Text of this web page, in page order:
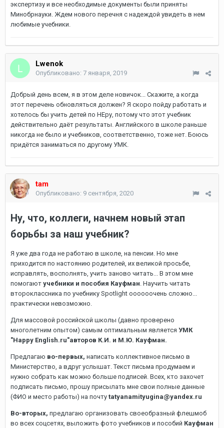
экспертизу и все необходимые документы были приняты
Минобрнауки. Ждем нового перечня с надеждой увидеть в нем
любимые учебники.
Lwenok
Опубликовано: 7 января, 2019
Добрый день всем, я в этом деле новичок... Скажите, а когда
этот перечень обновляться должен? Я скоро пойду работать и
хотелось бы учить детей по НЕру, потому что этот учебник
действительно даёт результаты. Английского в школе раньше
никогда не было и учебников, соответственно, тоже нет. Боюсь
придётся заниматься по другому УМК.
tam
Опубликовано: 9 сентября, 2020
Ну, что, коллеги, начнем новый этап
борьбы за наш учебник?
Я уже два года не работаю в школе, на пенсии. Но мне
приходится по настоянию родителей, их великой просьбе,
исправлять, восполнять, учить заново читать... В этом мне
помогают учебники и пособия Кауфман. Научить читать
второклассника по учебнику Spotlight оооооочень сложно...
практически невозможно.
Для массовой российской школы (давно проверено
многолетним опытом) самым оптимальным является УМК
"Happy English.ru"авторов К.И. и М.Ю. Кауфман.
Предлагаю во-первых, написать коллективное письмо в
Министерство, а вдруг услышат. Текст письма продумаем и
нужно собрать как можно больше подписей. Всех, кто захочет
подписать письмо, прошу присылать мне свои полные данные
(ФИО и место работы) на почту tatyanamityugina@yandex.ru
Во-вторых, предлагаю организовать своеобразный флешмоб
во всех соцсетях, выложить фото учебников и пособий Кауфман